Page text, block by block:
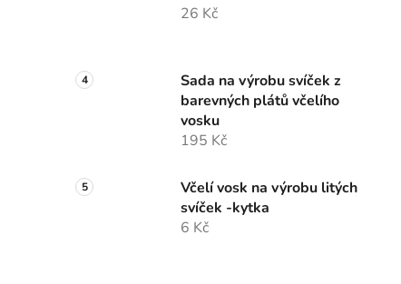
26 Kč
Sada na výrobu svíček z
barevných plátů včelího
vosku
195 Kč
Včelí vosk na výrobu litých
svíček -kytka
6 Kč